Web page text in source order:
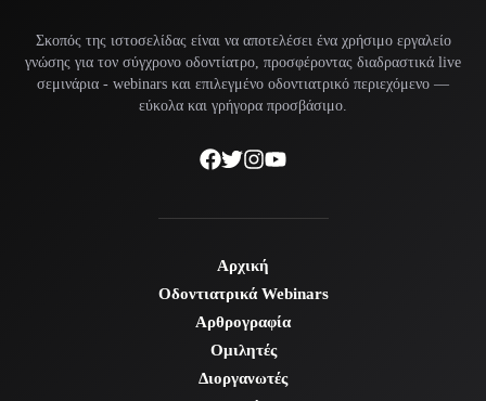
Σκοπός της ιστοσελίδας είναι να αποτελέσει ένα χρήσιμο εργαλείο
γνώσης για τον σύγχρονο οδοντίατρο, προσφέροντας διαδραστικά live
σεμινάρια - webinars και επιλεγμένο οδοντιατρικό περιεχόμενο —
εύκολα και γρήγορα προσβάσιμο.
Αρχική
Οδοντιατρικά Webinars
Αρθρογραφία
Ομιλητές
Διοργανωτές